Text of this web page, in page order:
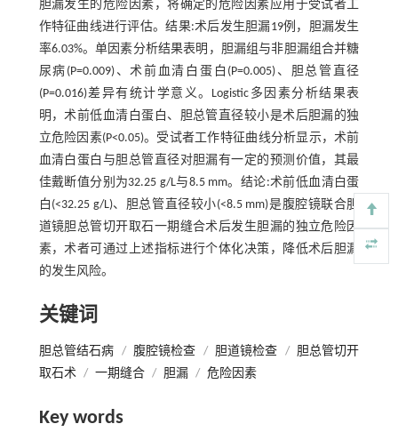
胆漏发生的危险因素，将确定的危险因素应用于受试者工
作特征曲线进行评估。结果:术后发生胆漏19例，胆漏发生
率6.03%。单因素分析结果表明，胆漏组与非胆漏组合并糖
尿病(P=0.009)、术前血清白蛋白(P=0.005)、胆总管直径
(P=0.016)差异有统计学意义。Logistic多因素分析结果表
明，术前低血清白蛋白、胆总管直径较小是术后胆漏的独
立危险因素(P<0.05)。受试者工作特征曲线分析显示，术前
血清白蛋白与胆总管直径对胆漏有一定的预测价值，其最
佳戴断值分别为32.25 g/L与8.5 mm。结论:术前低血清白蛋
白(<32.25 g/L)、胆总管直径较小(<8.5 mm)是腹腔镜联合胆
道镜胆总管切开取石一期缝合术后发生胆漏的独立危险因
素，术者可通过上述指标进行个体化决策，降低术后胆漏
的发生风险。
关键词
胆总管结石病 / 腹腔镜检查 / 胆道镜检查 / 胆总管切开
取石术 / 一期缝合 / 胆漏 / 危险因素
Key words